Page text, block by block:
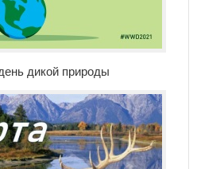
дикой природы